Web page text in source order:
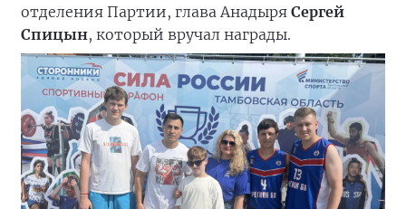
отделения Партии, глава Анадыря Сергей
Спицын, который вручал награды.